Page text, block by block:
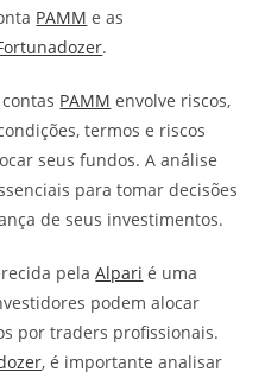
PAMM e as
.
PAMM envolve riscos,
termos e riscos
seus fundos. A análise
para tomar decisões
de seus investimentos.
pelaAlpari é uma
podem alocar
por traders profissionais.
, é importante analisar